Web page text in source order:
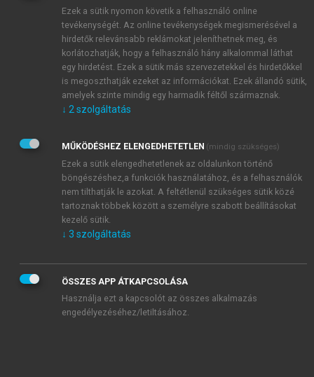
JELSZÓ ÚJRA
Kérek értesítést a MeRSZ újdonságairól, akcióiról.
Kérek értesítést az Akadémiai Kiadó Zrt. újdonságairól,
Adatkezelési tájékoztatóbanfoglaltakat tudomásul
veszem és elfogadom.
Általános vásárlási feltételeket, valamint a szotar.netés a
mersz.huoldalak licencszerződéseiben foglaltakat
tudomásul veszem és elfogadom.
KIPRÓBÁLOM
Ezek a sütik nyomon követik a felhasználó online
tevékenységét. Az online tevékenységek megismerésével a
hirdetők relevánsabb reklámokat jeleníthetnek meg, és
korlátozhatják, hogy a felhasználó hány alkalommal láthat
egy hirdetést. Ezek a sütik más szervezetekkel és hirdetőkkel
is megoszthatják ezeket az információkat. Ezek állandó sütik,
amelyek szinte mindig egy harmadik féltől származnak.
↓ 2 szolgáltatás
MŰKÖDÉSHEZ ELENGEDHETETLEN (mindig szükséges)
Ezek a sütik elengedhetetlenek az oldalunkon történő
böngészéshez,a funkciók használatához, és a felhasználók
nem tilthatják le azokat. A feltétlenül szükséges sütik közé
tartoznak többek között a személyre szabott beállításokat
kezelő sütik.
↓ 3 szolgáltatás
ÖSSZES APP ÁTKAPCSOLÁSA
Használja ezt a kapcsolót az összes alkalmazás
engedélyezéséhez/letiltásához.